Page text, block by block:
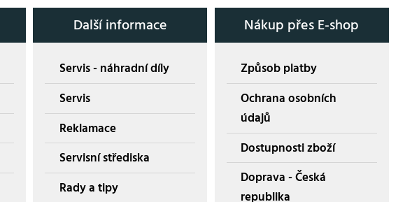
Další informace
Servis - náhradní díly
Servis
Reklamace
Servisní střediska
Rady a tipy
Nákup přes E-shop
Způsob platby
Ochrana osobních
údajů
Dostupnosti zboží
Doprava - Česká
republika